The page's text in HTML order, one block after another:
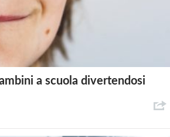
a scuola divertendosi